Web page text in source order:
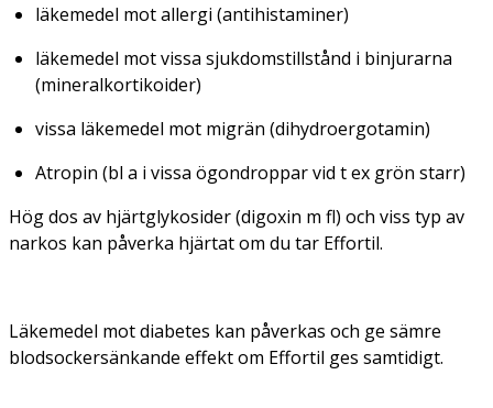
läkemedel mot allergi (antihistaminer)
läkemedel mot vissa sjukdomstillstånd i binjurarna
(mineralkortikoider)
vissa läkemedel mot migrän (dihydroergotamin)
Atropin (bl a i vissa ögondroppar vid t ex grön starr)
Hög dos av hjärtglykosider (digoxin m fl) och viss typ av
narkos kan påverka hjärtat om du tar Effortil.
Läkemedel mot diabetes kan påverkas och ge sämre
blodsockersänkande effekt om Effortil ges samtidigt.